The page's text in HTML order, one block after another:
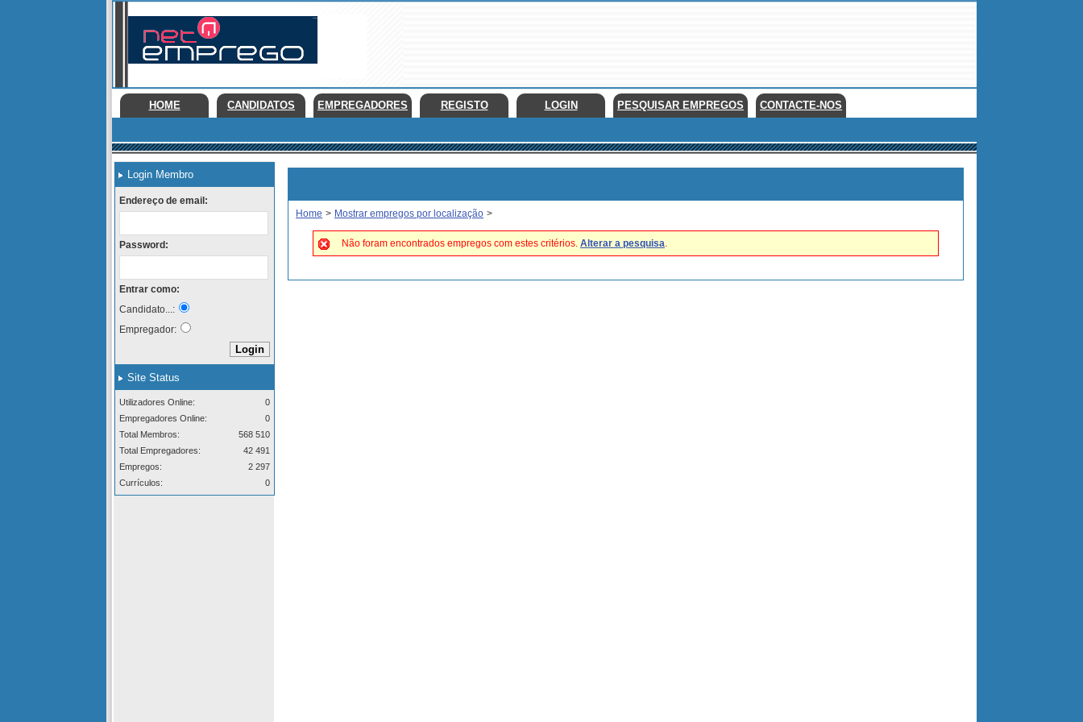
HOME CANDIDATOS EMPREGADORES REGISTO LOGIN PESQUISAR EMPREGOS CONTACTE-NOS
Login Membro
Endereço de email:
Password:
Entrar como:
Candidato...:
Empregador:
Site Status
Utilizadores Online:
0
Empregadores Online:
0
Total Membros:
568 510
Total Empregadores:
42 491
Empregos:
2 297
Currículos:
0
Home > Mostrar empregos por localização >
Não foram encontrados empregos com estes critérios. Alterar a pesquisa.